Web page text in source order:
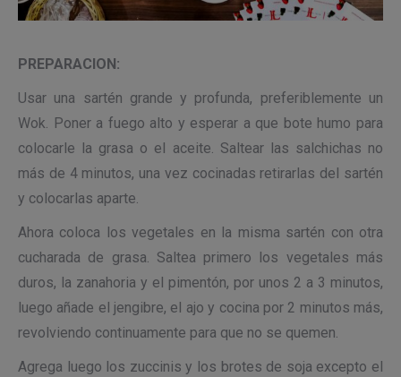
PREPARACION:
Usar una sartén grande y profunda, preferiblemente un
Wok. Poner a fuego alto y esperar a que bote humo para
colocarle la grasa o el aceite. Saltear las salchichas no
más de 4 minutos, una vez cocinadas retirarlas del sartén
y colocarlas aparte.
Ahora coloca los vegetales en la misma sartén con otra
cucharada de grasa. Saltea primero los vegetales más
duros, la zanahoria y el pimentón, por unos 2 a 3 minutos,
luego añade el jengibre, el ajo y cocina por 2 minutos más,
revolviendo continuamente para que no se quemen.
Agrega luego los zuccinis y los brotes de soja excepto el